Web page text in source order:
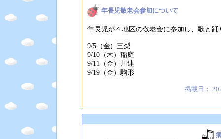
年長児敬老会参加について
年長児が４地区の敬老会に参加し、歌と踊
9/5（金）三梨
9/10（木）稲庭
9/11（金）川連
9/19（金）駒形
掲載日：